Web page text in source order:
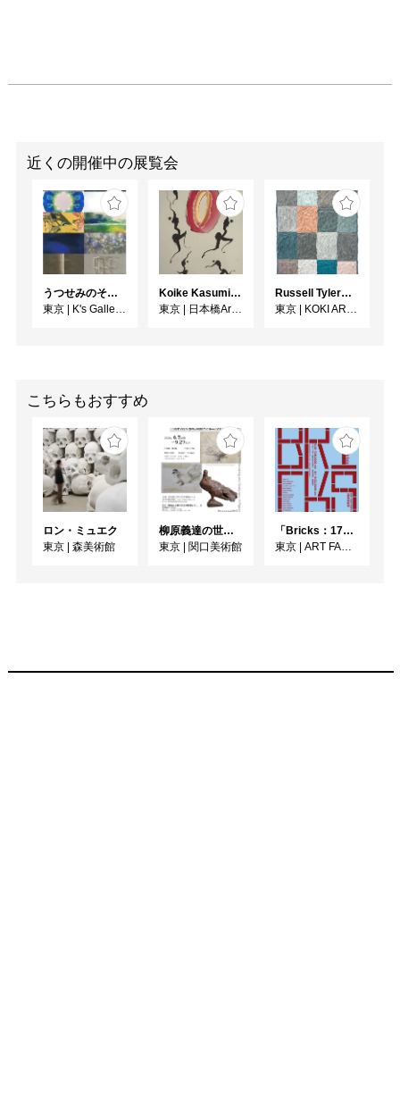
近くの開催中の展覧会
うつせみのそら展
東京
K's Gallery room A
Koike Kasumi Web個展 ラ・ダンス
東京
日本橋Art.jp
Russell Tyler From the Shore（海辺から）
東京
KOKI ARTS
こちらもおすすめ
ロン・ミュエク
東京
森美術館
柳原義達の世界・鳩
東京
関口美術館
「Bricks：17人のかたち」
東京
ART FACTORY城南島